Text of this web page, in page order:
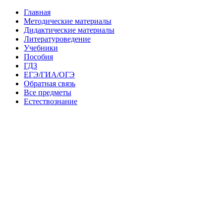
Главная
Методические материалы
Дидактические материалы
Литературоведение
Учебники
Пособия
ГДЗ
ЕГЭ/ГИА/ОГЭ
Обратная связь
Все предметы
Естествознание